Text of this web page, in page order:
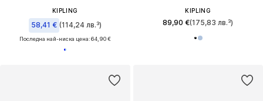
KIPLING
58,41 € (114,24 лв.³)
Последна най-ниска цена:64,90 €
KIPLING
89,90 €(175,83 лв.³)